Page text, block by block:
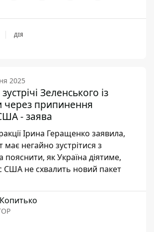
ДІЯ
2025
Зеленського із
через припинення
- заява
Ірина Геращенко заявила,
негайно зустрітися з
пояснити, як Україна діятиме,
США не схвалить новий пакет